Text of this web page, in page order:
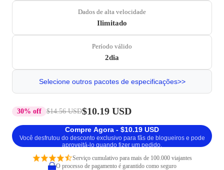
Dados de alta velocidade
Ilimitado
Período válido
2dia
Selecione outros pacotes de especificações>>
30% off $14.56 USD$10.19 USD
Compre Agora - $10.19 USD
Você desfrutou do desconto exclusivo para fãs de blogueiros e pode
aproveitá-lo quando fizer um pedido.
Serviço cumulativo para mais de 100.000 viajantes
O processo de pagamento é garantido como seguro